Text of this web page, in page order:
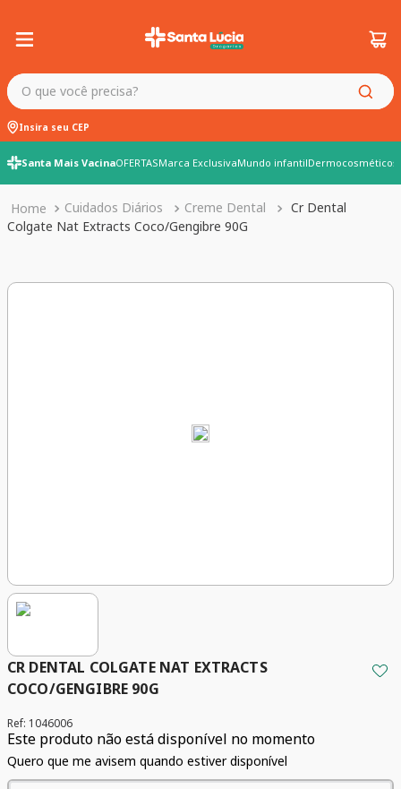
O que você precisa?
Insira seu CEP
Santa Mais VacinaOFERTASMarca ExclusivaMundo infantilDermocosméticos
Cuidados Diários Creme Dental
Cr Dental
Colgate Nat Extracts Coco/Gengibre 90G
CR DENTAL COLGATE NAT EXTRACTS
COCO/GENGIBRE 90G
Ref: 1046006
Este produto não está disponível no momento
Quero que me avisem quando estiver disponível